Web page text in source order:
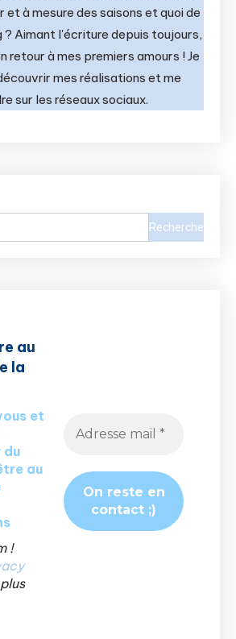
et à mesure des saisons et quoi de
? Aimant l'écriture depuis toujours,
retour à mes premiers amours ! Je
mes réalisations et me
sur les réseaux sociaux.
Recherche
au
la
et
du
au
!